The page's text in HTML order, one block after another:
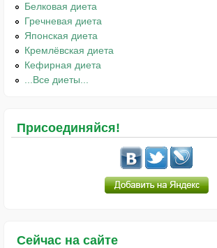
Белковая диета
Гречневая диета
Японская диета
Кремлёвская диета
Кефирная диета
...Все диеты...
Присоединяйся!
Сейчас на сайте